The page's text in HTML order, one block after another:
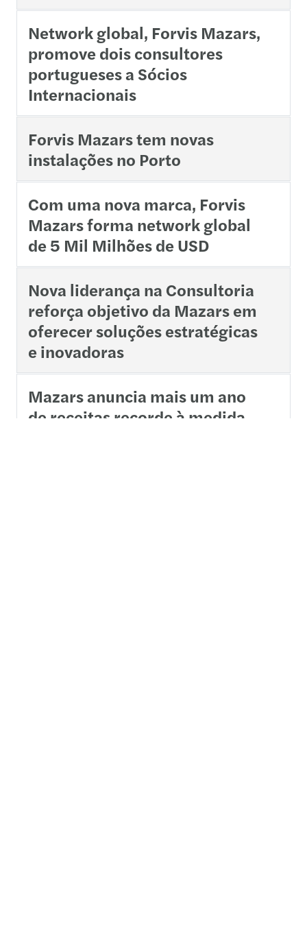
Network global, Forvis Mazars,
promove dois consultores
portugueses a Sócios
Internacionais
Forvis Mazars tem novas
instalações no Porto
Com uma nova marca, Forvis
Mazars forma network global
de 5 Mil Milhões de USD
Nova liderança na Consultoria
reforça objetivo da Mazars em
oferecer soluções estratégicas
e inovadoras
Mazars anuncia mais um ano
de receitas recorde à medida